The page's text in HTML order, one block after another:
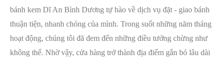
bánh kem Dĩ An Bình Dương tự hào về dịch vụ đặt - giao bánh
thuận tiện, nhanh chóng của mình. Trong suốt những năm tháng
hoạt động, chúng tôi đã đem đến những điều tưởng chừng như
không thể. Nhờ vậy, cửa hàng trở thành địa điểm gắn bó lâu dài